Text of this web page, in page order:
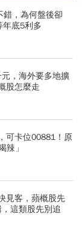
錯，為何盤後卻
底5利多
，海外要多地擴
股怎麼走
可卡位00881！原
辣」
見客，蘋概股先
這類股先別追